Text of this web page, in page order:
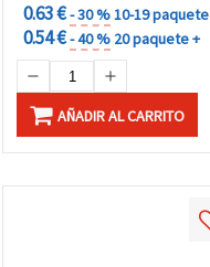
0.63 €- 30 %10-19 paquete
0.54 €- 40 % 20 paquete +
AÑADIR AL CARRITO